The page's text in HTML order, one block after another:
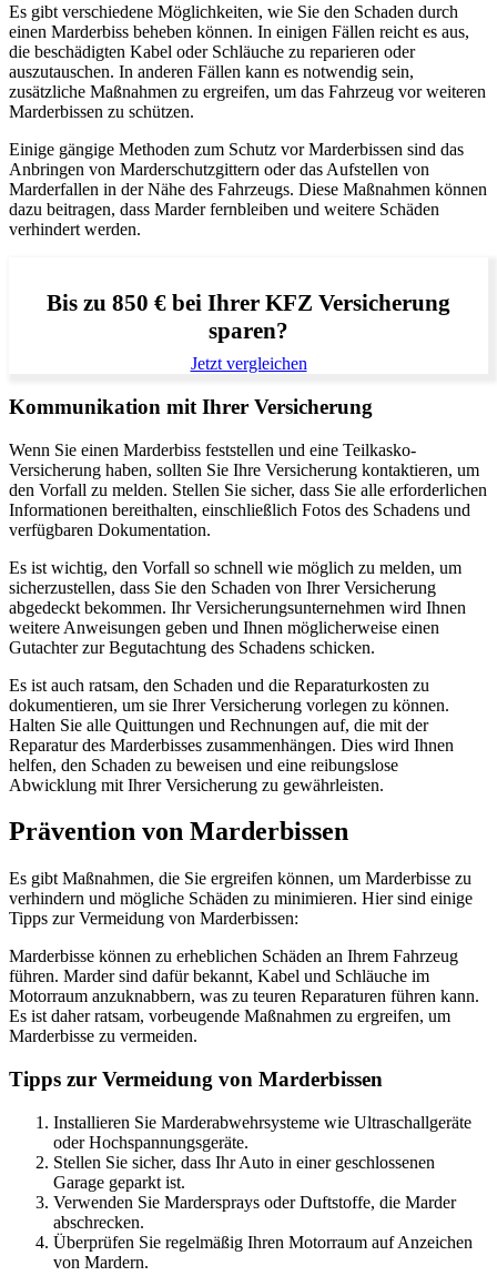
Es gibt verschiedene Möglichkeiten, wie Sie den Schaden durch
einen Marderbiss beheben können. In einigen Fällen reicht es aus,
die beschädigten Kabel oder Schläuche zu reparieren oder
auszutauschen. In anderen Fällen kann es notwendig sein,
zusätzliche Maßnahmen zu ergreifen, um das Fahrzeug vor weiteren
Marderbissen zu schützen.
Einige gängige Methoden zum Schutz vor Marderbissen sind das
Anbringen von Marderschutzgittern oder das Aufstellen von
Marderfallen in der Nähe des Fahrzeugs. Diese Maßnahmen können
dazu beitragen, dass Marder fernbleiben und weitere Schäden
verhindert werden.
Bis zu 850 € bei Ihrer KFZ Versicherung
sparen?
Jetzt vergleichen
Kommunikation mit Ihrer Versicherung
Wenn Sie einen Marderbiss feststellen und eine Teilkasko-
Versicherung haben, sollten Sie Ihre Versicherung kontaktieren, um
den Vorfall zu melden. Stellen Sie sicher, dass Sie alle erforderlichen
Informationen bereithalten, einschließlich Fotos des Schadens und
verfügbaren Dokumentation.
Es ist wichtig, den Vorfall so schnell wie möglich zu melden, um
sicherzustellen, dass Sie den Schaden von Ihrer Versicherung
abgedeckt bekommen. Ihr Versicherungsunternehmen wird Ihnen
weitere Anweisungen geben und Ihnen möglicherweise einen
Gutachter zur Begutachtung des Schadens schicken.
Es ist auch ratsam, den Schaden und die Reparaturkosten zu
dokumentieren, um sie Ihrer Versicherung vorlegen zu können.
Halten Sie alle Quittungen und Rechnungen auf, die mit der
Reparatur des Marderbisses zusammenhängen. Dies wird Ihnen
helfen, den Schaden zu beweisen und eine reibungslose
Abwicklung mit Ihrer Versicherung zu gewährleisten.
Prävention von Marderbissen
Es gibt Maßnahmen, die Sie ergreifen können, um Marderbisse zu
verhindern und mögliche Schäden zu minimieren. Hier sind einige
Tipps zur Vermeidung von Marderbissen:
Marderbisse können zu erheblichen Schäden an Ihrem Fahrzeug
führen. Marder sind dafür bekannt, Kabel und Schläuche im
Motorraum anzuknabbern, was zu teuren Reparaturen führen kann.
Es ist daher ratsam, vorbeugende Maßnahmen zu ergreifen, um
Marderbisse zu vermeiden.
Tipps zur Vermeidung von Marderbissen
Installieren Sie Marderabwehrsysteme wie Ultraschallgeräte
oder Hochspannungsgeräte.
Stellen Sie sicher, dass Ihr Auto in einer geschlossenen
Garage geparkt ist.
Verwenden Sie Mardersprays oder Duftstoffe, die Marder
abschrecken.
Überprüfen Sie regelmäßig Ihren Motorraum auf Anzeichen
von Mardern.